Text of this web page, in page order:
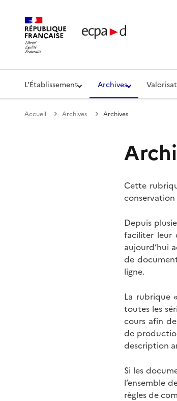
Établissement de communication et de
L'Établissement Archives
Accueil Archives Archives
Cette
conservation
Depuis
faciliter leur
aujourd’hui
de
ligne.
La rubrique «
toutes les
cours afin
de
description
Si les
l’ensemble
règles de